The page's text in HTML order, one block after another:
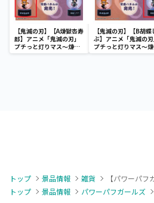
【鬼滅の刃】【A煉獄杏寿
郎】アニメ「鬼滅の刃」
プチっと灯りマス～煉獄
杏寿郎・胡蝶しのぶ～
【鬼滅の刃】【B胡蝶
ぶ】アニメ「鬼滅の刃
プチっと灯りマス～
杏寿郎・胡蝶しのぶ～
トップ 景品情報 雑貨
トップ
景品情報 パワーパフガールズ